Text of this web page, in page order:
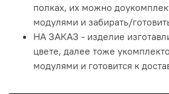
полках, их можно
модулями и забирать/
НА ЗАКАЗ - изделие
цвете, далее тоже
модулями и готовится к